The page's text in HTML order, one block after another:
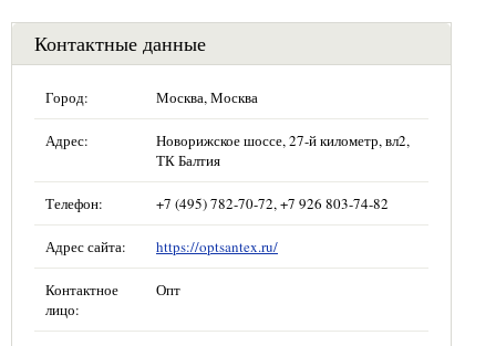
Контактные данные
Город: Москва, Москва
Адрес:
Новорижское шоссе, 27-й километр, вл2,
ТК Балтия
Телефон: +7 (495) 782-70-72, +7 926 803-74-82
Адрес сайта: https://optsantex.ru/
Контактное
лицо:
Опт